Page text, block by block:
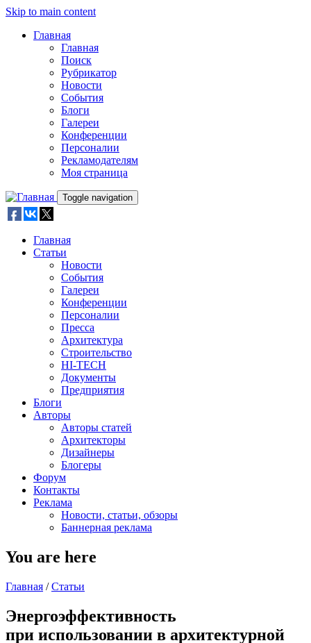
Skip to main content
Главная
Главная
Поиск
Рубрикатор
Новости
События
Блоги
Галереи
Конференции
Персоналии
Рекламодателям
Моя страница
Toggle navigation
Главная
Статьи
Новости
События
Галереи
Конференции
Персоналии
Пресса
Архитектура
Строительство
HI-TECH
Документы
Предприятия
Блоги
Авторы
Авторы статей
Архитекторы
Дизайнеры
Блогеры
Форум
Контакты
Реклама
Новости, статьи, обзоры
Баннерная реклама
You are here
Главная / Статьи
Энергоэффективность
при использовании в архитектурной